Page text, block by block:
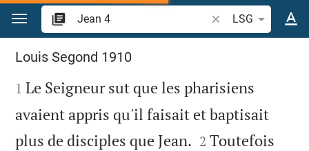
Aller vers contenu
Recherche d'un
LSG
Jean 4
Louis Segond 1910

1 Le Seigneur sut que les pharisiens
avaient appris qu'il faisait et baptisait
plus de disciples que Jean. 

2 Toutefois